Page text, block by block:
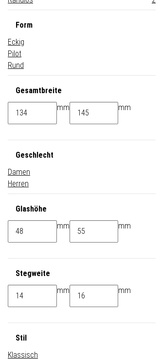
Form
Eckig
Pilot
Rund
Gesamtbreite
mm
mm
Geschlecht
Damen
Herren
Glashöhe
mm
mm
Stegweite
mm
mm
Stil
Klassisch